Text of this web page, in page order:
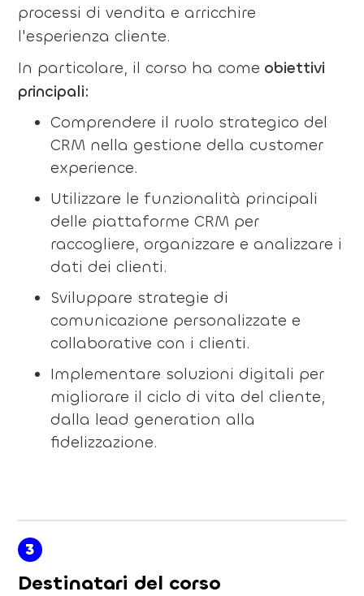
processi di vendita e arricchire
l'esperienza cliente.
In particolare, il corso ha come obiettivi
principali:
Comprendere il ruolo strategico del
CRM nella gestione della customer
experience.
Utilizzare le funzionalità principali
delle piattaforme CRM per
raccogliere, organizzare e analizzare i
dati dei clienti.
Sviluppare strategie di
comunicazione personalizzate e
collaborative con i clienti.
Implementare soluzioni digitali per
migliorare il ciclo di vita del cliente,
dalla lead generation alla
fidelizzazione.
3
Destinatari del corso